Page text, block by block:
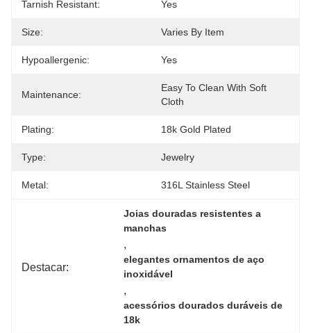
Tarnish Resistant: Yes
Size: Varies By Item
Hypoallergenic: Yes
Maintenance:
Easy To Clean With Soft
Cloth
Plating: 18k Gold Plated
Type: Jewelry
Metal: 316L Stainless Steel
Destacar:
Joias douradas resistentes a
manchas
,
elegantes ornamentos de aço
inoxidável
,
acessórios dourados duráveis de
18k